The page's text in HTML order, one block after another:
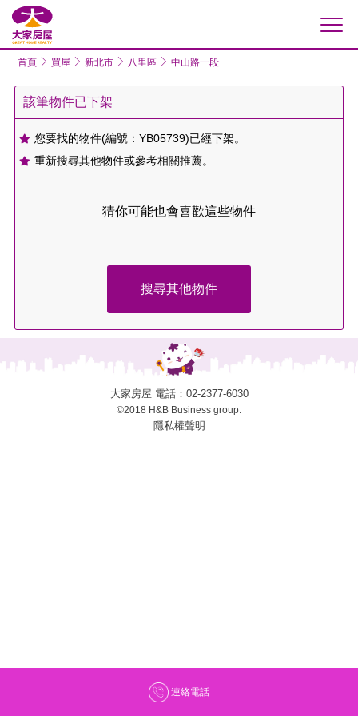
首頁 買屋 新北市 八里區 中山路一段
該筆物件已下架
您要找的物件(編號：YB05739)已經下架。
重新搜尋其他物件或參考相關推薦。
猜你可能也會喜歡這些物件
搜尋其他物件
大家房屋 電話： 02-2377-6030
©2018 H&B Business group.
隱私權聲明
連絡電話